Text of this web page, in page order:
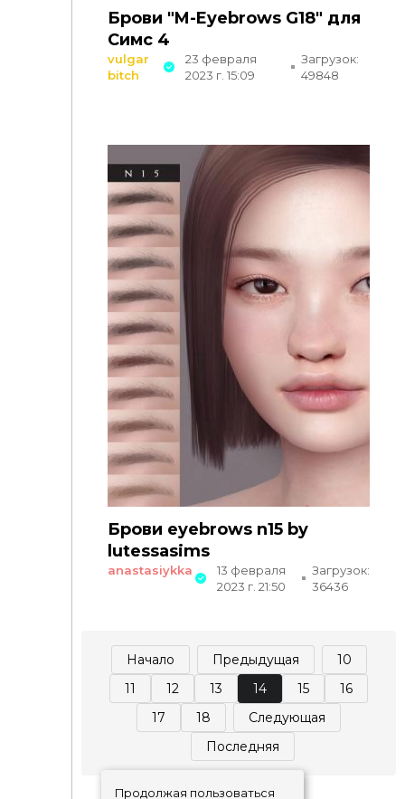
Брови "M-Eyebrows G18" для
Симс 4
vulgar
bitch
23 февраля
2023 г. 15:09
Загрузок:
49848
Брови eyebrows n15 by
lutessasims
anastasiykka
13 февраля
2023 г. 21:50
Загрузок:
36436
Начало Предыдущая
10
11
12 13 14 15
16
17
18
Следующая
Последняя
Продолжая пользоваться